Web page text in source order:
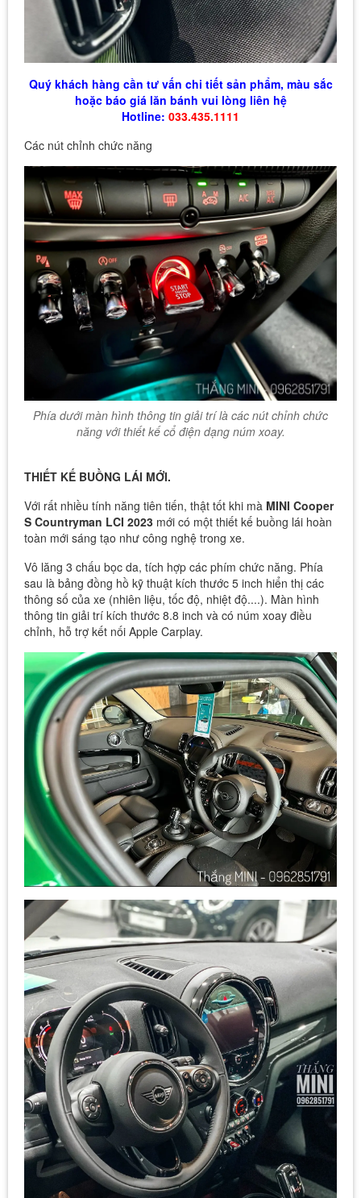
Quý khách hàng cần tư vấn chi tiết sản phẩm, màu sắc
hoặc báo giá lăn bánh vui lòng liên hệ
Hotline: 033.435.1111
Các nút chỉnh chức năng
Phía dưới màn hình thông tin giải trí là các nút chỉnh chức
năng với thiết kế cổ điện dạng núm xoay.
THIẾT KẾ BUỒNG LÁI MỚI.
Với rất nhiều tính năng tiên tiến, thật tốt khi mà MINI Cooper
S Countryman LCI 2023 mới có một thiết kế buồng lái hoàn
toàn mới sáng tạo như công nghệ trong xe.
Vô lăng 3 chấu bọc da, tích hợp các phím chức năng. Phía
sau là bảng đồng hồ kỹ thuật kích thước 5 inch hiển thị các
thông số của xe (nhiên liệu, tốc độ, nhiệt độ....). Màn hình
thông tin giải trí kích thước 8.8 inch và có núm xoay điều
chỉnh, hỗ trợ kết nối Apple Carplay.